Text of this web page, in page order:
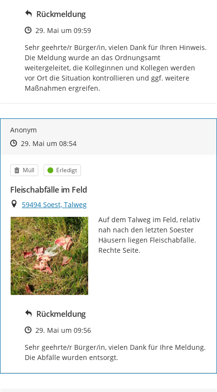
Rückmeldung
Zeitpunkt des Erstellens
29. Mai um 09:59
Sehr geehrte/r Bürger/in, vielen Dank für Ihren Hinweis.
Die Meldung wurde an das Ordnungsamt
weitergeleitet, die Kolleginnen und Kollegen werden
vor Ort die Situation kontrollieren und ggf. weitere
Maßnahmen ergreifen.
Anonym
Zeitpunkt des Erstellens
Zeitpunkt des Erstellens
29. Mai um 08:54Zur Äußerung
Kategorie
Müll Status
Erledigt
Fleischabfälle im Feld
Ort
59494 Soest, Talweg
Auf dem Talweg im Feld, relativ
nah nach den letzten Soester
Häusern liegen Fleischabfälle.
Rechte Seite.
Rückmeldung
Zeitpunkt des Erstellens
29. Mai um 09:56
Sehr geehrte/r Bürger/in, vielen Dank für Ihre Meldung.
Die Abfälle wurden entsorgt.